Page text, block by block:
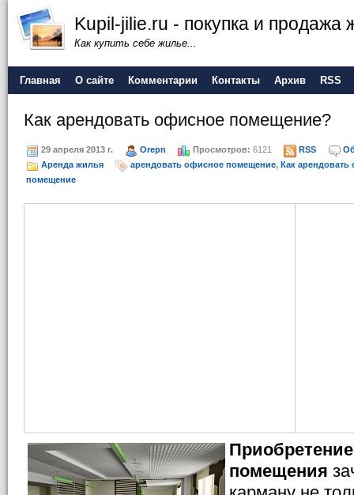
Kupil-jilie.ru - покупка и продажа
Как купить себе жилье...
Главная О сайте Комментарии Контакты Архив RSS
Как арендовать офисное помещение?
29 апреля 2013 г. Orepn Просмотров: 6121 RSS
Аренда жилья
арендовать офисное помещение, Как
помещение
помещения